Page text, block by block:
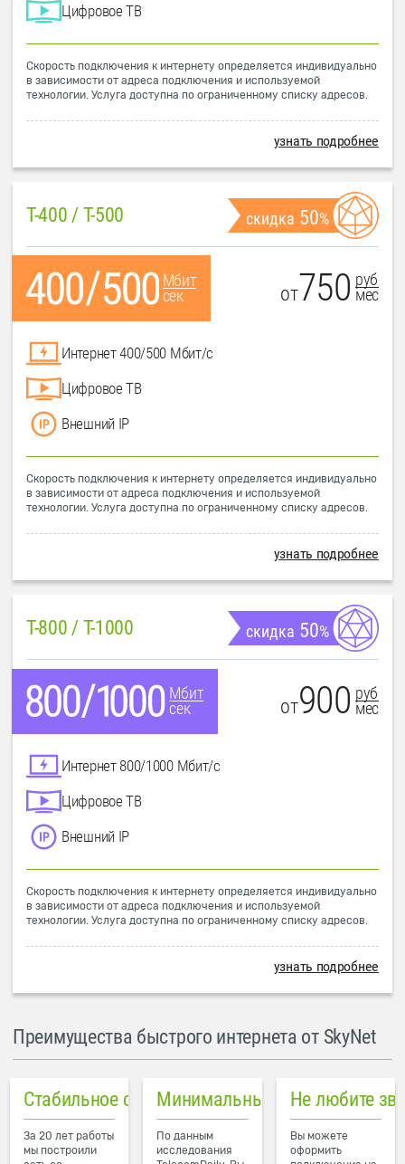
Цифровое ТВ
Скорость подключения к интернету определяется индивидуально
в зависимости от адреса подключения и используемой
технологии. Услуга доступна по ограниченному списку адресов.
узнать подробнее
T-400 / T-500 скидка 50%
Мбит
сек
от750 руб
мес
Интернет 400/500 Мбит/с
Цифровое ТВ
Внешний IP
Скорость подключения к интернету определяется индивидуально
в зависимости от адреса подключения и используемой
технологии. Услуга доступна по ограниченному списку адресов.
узнать подробнее
T-800 / T-1000 скидка 50%
Мбит
сек
от900 руб
мес
Интернет 800/1000 Мбит/с
Цифровое ТВ
Внешний IP
Скорость подключения к интернету определяется индивидуально
в зависимости от адреса подключения и используемой
технологии. Услуга доступна по ограниченному списку адресов.
узнать подробнее
Преимущества быстрого интернета от SkyNet
Стабильное соединение
За 20 лет работы
мы построили
Минимальный пинг в городе
По данным
исследования
Не любите
Вы можете
оформить